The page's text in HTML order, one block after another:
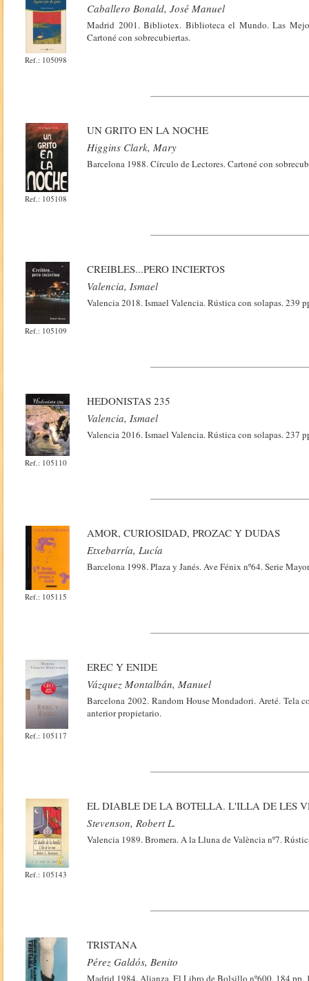
Ref.: 105098
Caballero Bonald, José Manuel
Madrid 2001. Bibliotex. Biblioteca el Mundo. Las
Cartoné con sobrecubiertas.
Ref.: 105108
UN GRITO EN LA NOCHE
Higgins Clark, Mary
Barcelona 1988. Círculo de Lectores. Cartoné con
Ref.: 105109
CREIBLES...PERO INCIERTOS
Valencia, Ismael
Valencia 2018. Ismael Valencia. Rústica con solapas. 239
Ref.: 105110
HEDONISTAS 235
Valencia, Ismael
Valencia 2016. Ismael Valencia. Rústica con solapas. 237
Ref.: 105115
AMOR, CURIOSIDAD, PROZAC Y DUDAS
Etxebarría, Lucía
Barcelona 1998. Plaza y Janés. Ave Fénix nº64. Serie
Ref.: 105117
EREC Y ENIDE
Vázquez Montalbán, Manuel
Barcelona 2002. Random House Mondadori. Areté. Tela
anterior propietario.
Ref.: 105143
EL DIABLE DE LA BOTELLA. L'ILLA DE LES
Stevenson, Robert L.
Valencia 1989. Bromera. A la Lluna de València nº7.
TRISTANA
Pérez Galdós, Benito
Madrid 1984. Alianza. El Libro de Bolsillo nº600. 184 pp.